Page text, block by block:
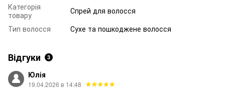
Категорія
товару
Спрей для волосся
Тип волосся
Сухе та пошкоджене волосся
Відгуки 3
Юлія
19.04.2026 в 14:48